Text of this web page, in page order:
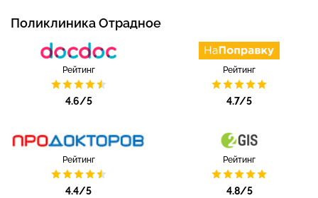
Поликлиника Отрадное
Рейтинг
4.6/5
Рейтинг
4.7/5
Рейтинг
4.4/5
Рейтинг
4.8/5